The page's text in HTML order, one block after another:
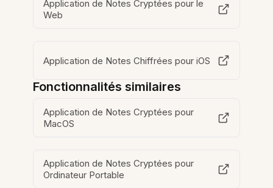
Application de Notes Cryptées pour le
Web
Application de Notes Chiffrées pour iOS
Fonctionnalités similaires
Application de Notes Cryptées pour
MacOS
Application de Notes Cryptées pour
Ordinateur Portable